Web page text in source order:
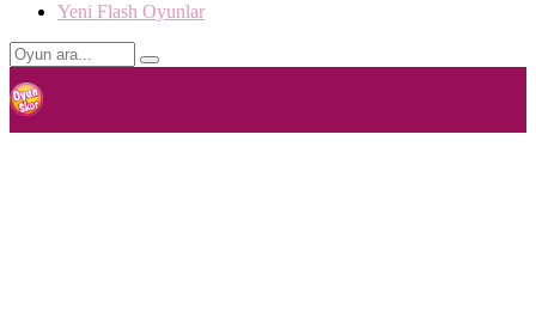
Yeni Flash Oyunlar